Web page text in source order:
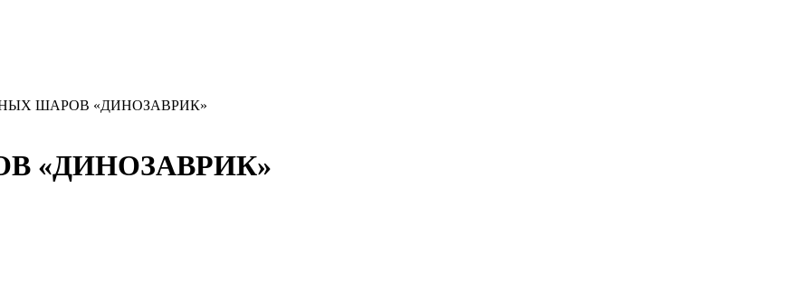
ШАРОВ «ДИНОЗАВРИК»
«ДИНОЗАВРИК»